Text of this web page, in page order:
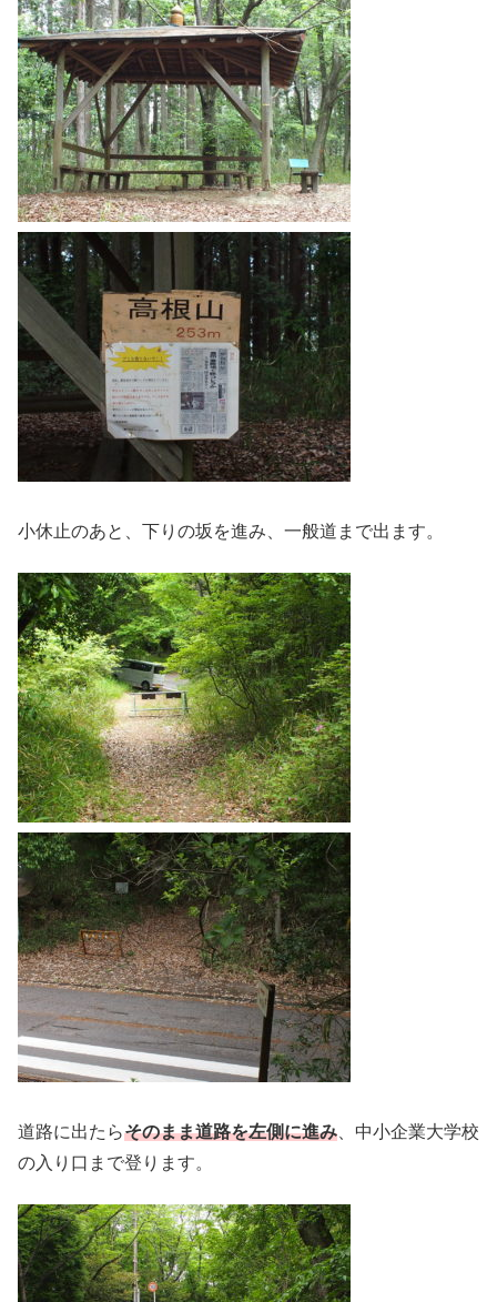
小休止のあと、下りの坂を進み、一般道まで出ます。
道路に出たらそのまま道路を左側に進み 、中小企業大学校
の入り口まで登ります。